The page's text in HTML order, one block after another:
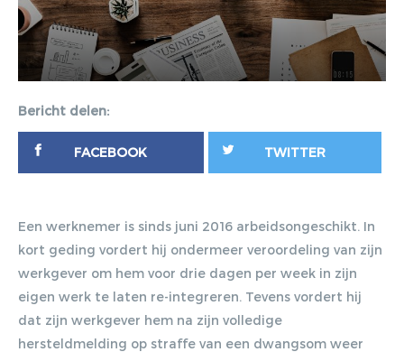
Bericht delen:
FACEBOOK TWITTER
Een werknemer is sinds juni 2016 arbeidsongeschikt. In
kort geding vordert hij ondermeer veroordeling van zijn
werkgever om hem voor drie dagen per week in zijn
eigen werk te laten re-integreren. Tevens vordert hij
dat zijn werkgever hem na zijn volledige
hersteldmelding op straffe van een dwangsom weer